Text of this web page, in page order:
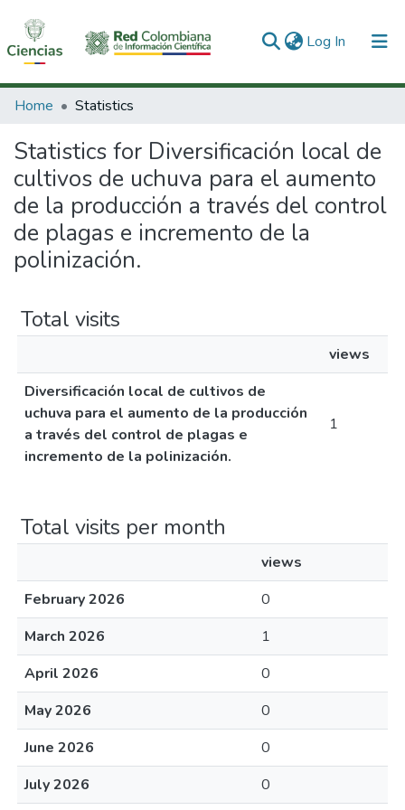
Log In (current)
Communities & Collections
All of DSpace
Home Statistics
Statistics for Diversificación local de
cultivos de uchuva para el aumento
de la producción a través del control
de plagas e incremento de la
polinización.
Total visits
views
Diversificación local de cultivos de
uchuva para el aumento de la producción
a través del control de plagas e
incremento de la polinización.
1
Total visits per month
views
February 2026
0
March 2026
1
April 2026
0
May 2026
0
June 2026
0
July 2026
0